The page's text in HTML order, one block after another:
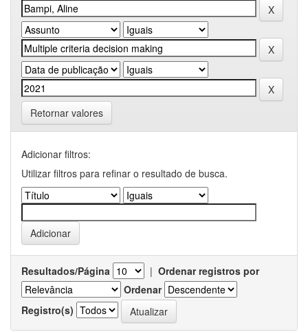
Retornar valores
Adicionar filtros:
Utilizar filtros para refinar o resultado de busca.
Resultados/Página | Ordenar registros por
Ordenar
Registro(s)